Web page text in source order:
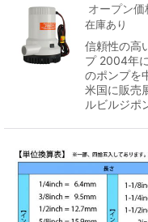
オープン価
在庫あり
信頼性の高
プ 2004年
のポンプを
米国に販売
ルビルジポ